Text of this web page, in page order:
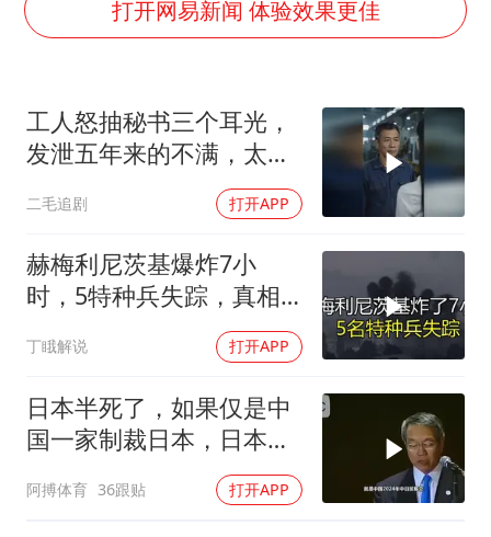
云南一男子胃中取出180颗铁钉
曹颖儿子首次演长剧
以军士兵把枪口对准中国记者
奋力开创中国式现代化建设新局面
打开网易新闻 体验效果更佳
工人怒抽秘书三个耳光，
发泄五年来的不满，太解
二毛追剧 打开APP
赫梅利尼茨基爆炸7小
时，5特种兵失踪，真相
丁睋解说 打开APP
日本半死了，如果仅是中
国一家制裁日本，日本可
阿搏体育 36跟贴 打开APP